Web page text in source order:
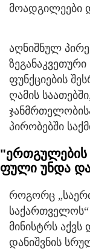
მოადგილეები
აღნიშნულ
ფუნქციების
ღამის
პირობებში
"ერთგულების
ფული უნდა
როგორც
საქართველოს“
მინისტრს
დანიშვნის